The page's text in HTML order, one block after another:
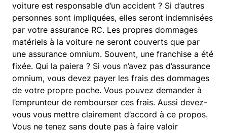
voiture est responsable d’un accident ? Si d’autres
personnes sont impliquées, elles seront indemnisées
par votre assurance RC. Les propres dommages
matériels à la voiture ne seront couverts que par
une assurance omnium. Souvent, une franchise a été
fixée. Qui la paiera ? Si vous n’avez pas d’assurance
omnium, vous devez payer les frais des dommages
de votre propre poche. Vous pouvez demander à
l’emprunteur de rembourser ces frais. Aussi devez-
vous vous mettre clairement d’accord à ce propos.
Vous ne tenez sans doute pas à faire valoir